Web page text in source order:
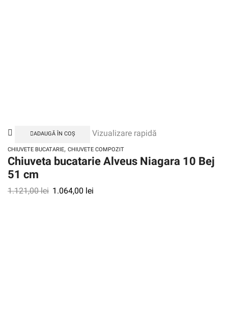
ADAUGĂ ÎN COȘ Vizualizare rapidă
CHIUVETE BUCATARIE, CHIUVETE COMPOZIT
Chiuveta bucatarie Alveus Niagara 10 Bej
51 cm
1.121,00lei 1.064,00 lei